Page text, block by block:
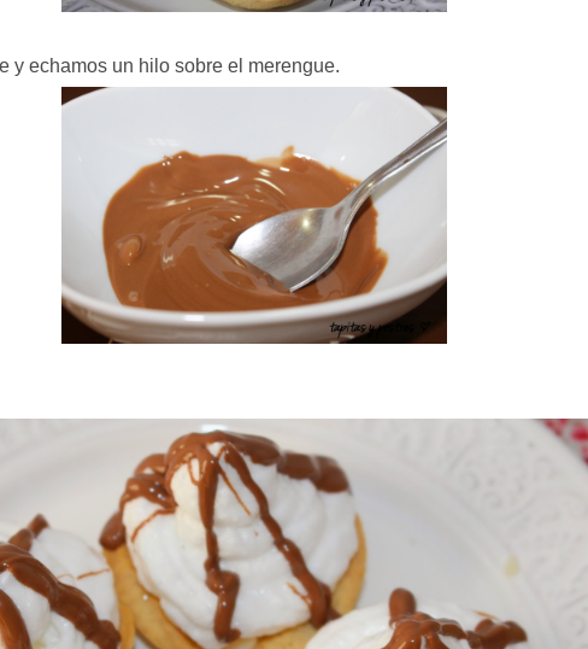
y echamos un hilo sobre el merengue.